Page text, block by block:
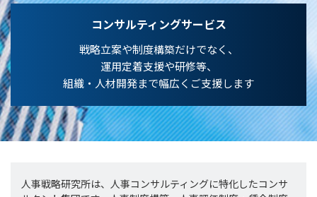
コンサルティングサービス
戦略立案や制度構築だけでなく、
運用定着支援や研修等、
組織・人材開発まで幅広くご支援します
人事戦略研究所は、人事コンサルティングに特化したコンサ